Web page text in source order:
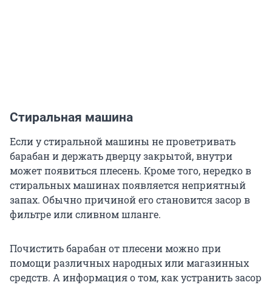
Стиральная машина
Если у стиральной машины не проветривать
барабан и держать дверцу закрытой, внутри
может появиться плесень. Кроме того, нередко в
стиральных машинах появляется неприятный
запах. Обычно причиной его становится засор в
фильтре или сливном шланге.
Почистить барабан от плесени можно при
помощи различных народных или магазинных
средств. А информация о том, как устранить засор